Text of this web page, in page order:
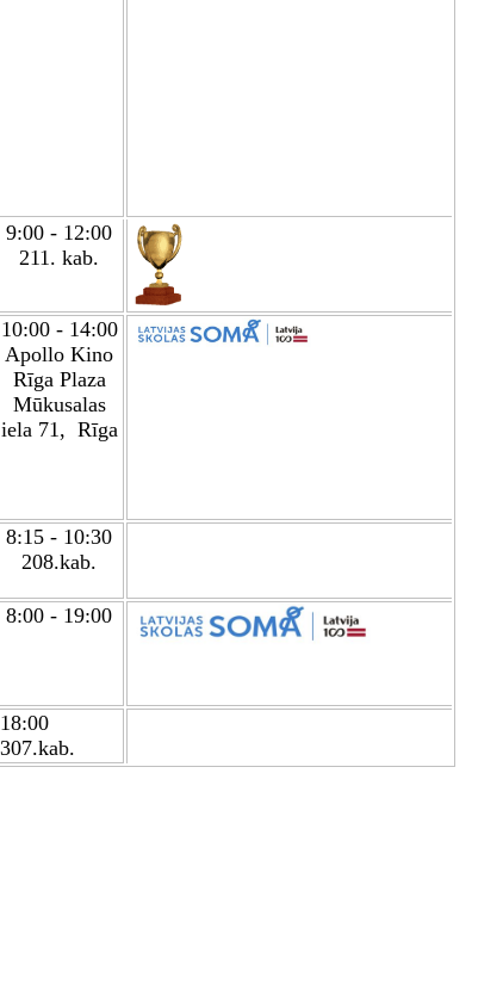
9:00 - 12:00
211. kab.
10:00 - 14:00
Apollo Kino
Rīga Plaza
Mūkusalas
iela 71, Rīga
8:15 - 10:30
208.kab.
8:00 - 19:00
18:00
307.kab.